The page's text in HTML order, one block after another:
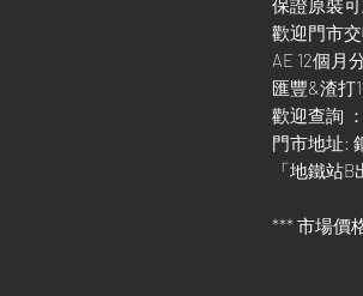
保證原裝
歡迎門市
AE 12個月
匯豐&渣打
歡迎查詢
門市地址:
「地鐵站B
*** 市場價